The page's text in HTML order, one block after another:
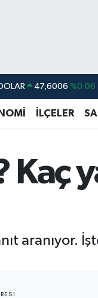
47,6006 %0.06
EURO 55,0250 %0.02
BİST100 13.768 %48
İLÇELER
aranıyor.